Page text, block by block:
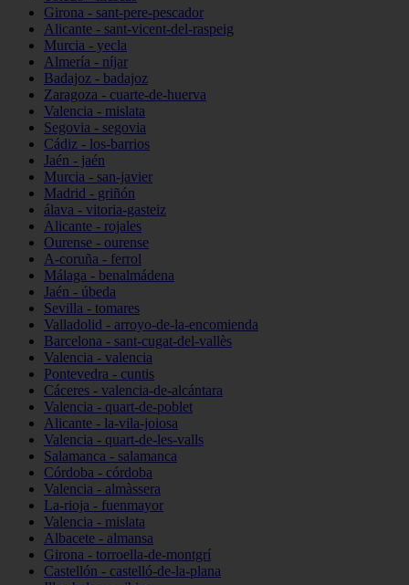
Girona - sant-pere-pescador
Alicante - sant-vicent-del-raspeig
Murcia - yecla
Almería - níjar
Badajoz - badajoz
Zaragoza - cuarte-de-huerva
Valencia - mislata
Segovia - segovia
Cádiz - los-barrios
Jaén - jaén
Murcia - san-javier
Madrid - griñón
álava - vitoria-gasteiz
Alicante - rojales
Ourense - ourense
A-coruña - ferrol
Málaga - benalmádena
Jaén - úbeda
Sevilla - tomares
Valladolid - arroyo-de-la-encomienda
Barcelona - sant-cugat-del-vallès
Valencia - valencia
Pontevedra - cuntis
Cáceres - valencia-de-alcántara
Valencia - quart-de-poblet
Alicante - la-vila-joiosa
Valencia - quart-de-les-valls
Salamanca - salamanca
Córdoba - córdoba
Valencia - almàssera
La-rioja - fuenmayor
Valencia - mislata
Albacete - almansa
Girona - torroella-de-montgrí
Castellón - castelló-de-la-plana